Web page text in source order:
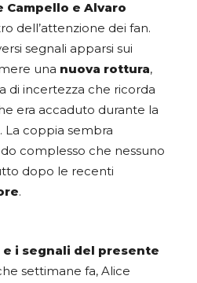
Campello e Alvaro
dell’attenzione dei fan.
segnali apparsi sui
una nuova rottura,
di incertezza che ricorda
era accaduto durante la
La coppia sembra
complesso che nessuno
dopo le recenti
.
i segnali del presente
settimane fa, Alice